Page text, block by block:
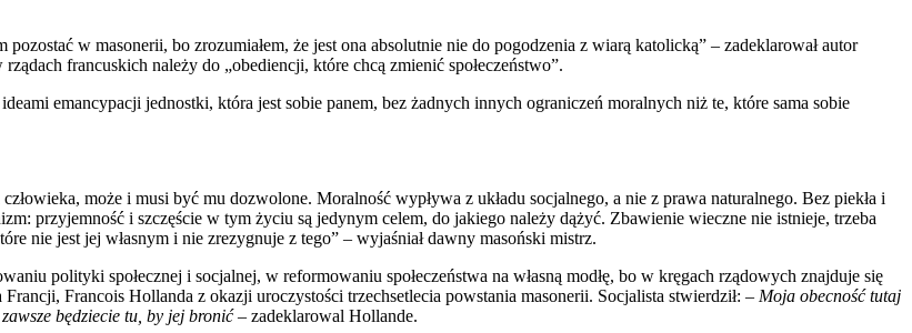
pozostać w masonerii, bo zrozumiałem, że jest ona absolutnie nie do pogodzenia z wiarą katolicką” – zadeklarował autor
francuskich należy do „obediencji, które chcą zmienić społeczeństwo”.
emancypacji jednostki, która jest sobie panem, bez żadnych innych ograniczeń moralnych niż te, które sama sobie
może i musi być mu dozwolone. Moralność wypływa z układu socjalnego, a nie z prawa naturalnego. Bez piekła i
przyjemność i szczęście w tym życiu są jedynym celem, do jakiego należy dążyć. Zbawienie wieczne nie istnieje, trzeba
nie jest jej własnym i nie zrezygnuje z tego” – wyjaśniał dawny masoński mistrz.
polityki społecznej i socjalnej, w reformowaniu społeczeństwa na własną modłę, bo w kręgach rządowych znajduje się
Francois Hollanda z okazji uroczystości trzechsetlecia powstania masonerii. Socjalista stwierdził: – Moja obecność tutaj
będziecie tu, by jej bronić– zadeklarowal Hollande.